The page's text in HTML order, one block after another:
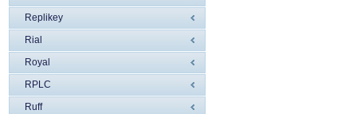
Replikey
Rial
Royal
RPLC
Ruff